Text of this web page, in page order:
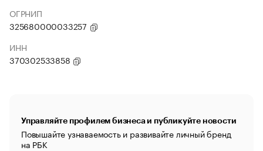
ОГРНИП
325680000033257
ИНН
370302533858
Управляйте профилем бизнеса и публикуйте новости
Повышайте узнаваемость и развивайте личный бренд
на РБК